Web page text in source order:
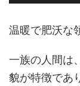
温暖で肥沃な
一族の人間は
貌が特徴であ